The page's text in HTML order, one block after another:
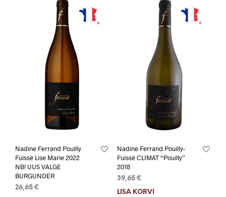
Nadine Ferrand Pouilly
Fuissé Lise Marie 2022
NB! UUS VALGE
BURGUNDER
26,65 €
Nadine Ferrand Pouilly-
Fuissé CLIMAT “Pouilly”
2018
39,65 €
LISA KORVI